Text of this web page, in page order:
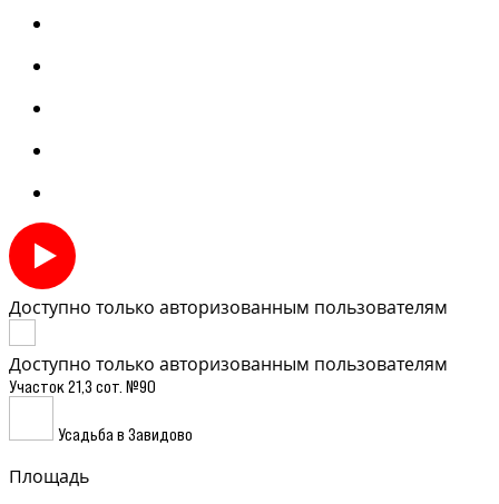
Доступно только авторизованным пользователям
Доступно только авторизованным пользователям
Участок 21,3 сот. №90
Усадьба в Завидово
Площадь